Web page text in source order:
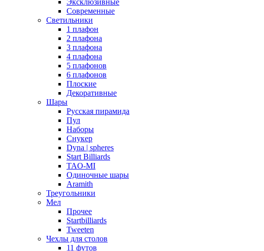
Эксклюзивные
Современные
Светильники
1 плафон
2 плафона
3 плафона
4 плафона
5 плафонов
6 плафонов
Плоские
Декоративные
Шары
Русская пирамида
Пул
Наборы
Снукер
Dyna | spheres
Start Billiards
TAO-MI
Одиночные шары
Aramith
Треугольники
Мел
Прочее
Startbilliards
Tweeten
Чехлы для столов
11 футов